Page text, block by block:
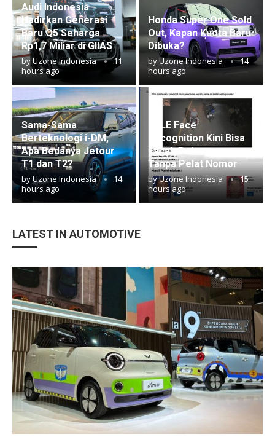
Audi Indonesia
Hadirkan Generasi
Baru Q5 Seharga
Rp1,7 Miliar di GIIAS
byUzone Indonesia
11
hours ago
Honda Super One Sold
Out, Kapan Kuota Baru
Dibuka?
byUzone Indonesia
14
hours ago
Sama-Sama
Berteknologi i-DM,
Apa Bedanya Jetour
T1 dan T2?
byUzone Indonesia
14
hours ago
ETLE Face
Recognition Kini Bisa
Lacak Pelanggar
Tanpa Pelat Nomor
byUzone Indonesia
15
hours ago
LATEST IN AUTOMOTIVE